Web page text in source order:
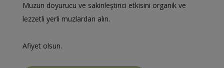
Muzun doyurucu ve sakinleştirici etkisini organik ve
lezzetli yerli muzlardan alın.
Afiyet olsun.